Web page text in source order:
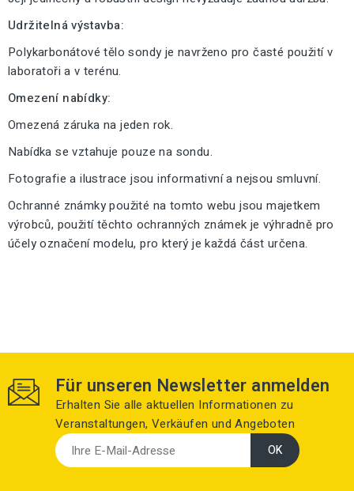
Udržitelná výstavba:
Polykarbonátové tělo sondy je navrženo pro časté použití v
laboratoři a v terénu.
Omezení nabídky:
Omezená záruka na jeden rok.
Nabídka se vztahuje pouze na sondu.
Fotografie a ilustrace jsou informativní a nejsou smluvní.
Ochranné známky použité na tomto webu jsou majetkem
výrobců, použití těchto ochranných známek je výhradně pro
účely označení modelu, pro který je každá část určena.
Für unseren Newsletter anmelden
Erhalten Sie alle aktuellen Informationen zu
Veranstaltungen, Verkäufen und Angeboten